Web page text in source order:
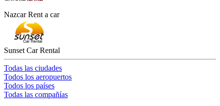
Nazcar Rent a car
Sunset Car Rental
Todas las ciudades
Todos los aeropuertos
Todos los países
Todas las compañías